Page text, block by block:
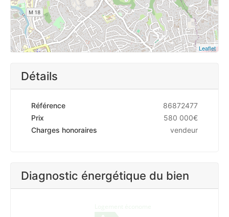
Leaflet
Détails
Référence
86872477
Prix
580 000€
Charges honoraires
vendeur
Diagnostic énergétique du bien